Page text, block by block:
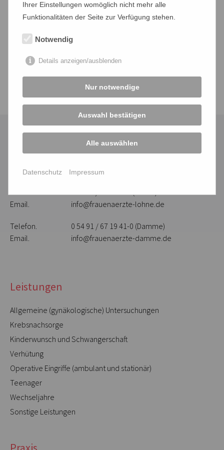
Für eine optimale Planung ist eine Vorstellung in unserer Praxis
ca. 3–4 Wochen vor dem Geburtstermin wünschenswert (
42 / 802 15-0).
mehr erfahren
Email.
info@frauenaerzte-lohne.de
Telefon.
0 54 91 / 67 19 41-0 (Damme)
Email.
info@frauenaerzte-damme.de
Leistungen
Allgemeine (gynäkologische) Untersuchungen
Krebsnachsorge
Kinderwunsch und Schwangerschaft
Verhütung
Operative Eingriffe (ambulant und stationär)
Teenager
Wechseljahre
Sonstige Leistungen
Ihrer Einstellungen womöglich nicht mehr alle
Funktionalitäten der Seite zur Verfügung stehen.
Notwendig
Details anzeigen/ausblenden
Nur notwendige
Auswahl bestätigen
Alle auswählen
Datenschutz Impressum